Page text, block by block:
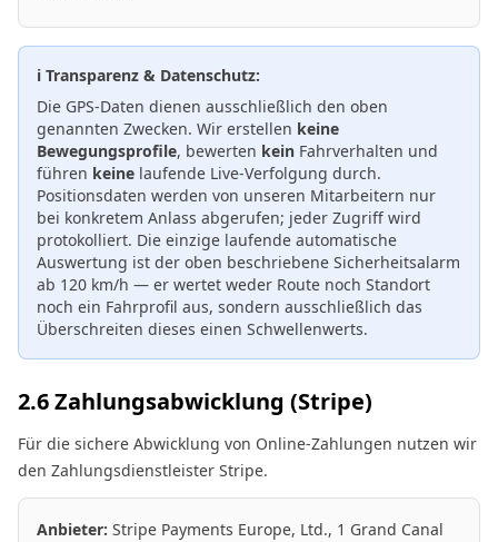
ℹ️ Transparenz & Datenschutz:
Die GPS-Daten dienen ausschließlich den oben
genannten Zwecken. Wir erstellen keine
Bewegungsprofile, bewerten kein Fahrverhalten und
führen keine laufende Live-Verfolgung durch.
Positionsdaten werden von unseren Mitarbeitern nur
bei konkretem Anlass abgerufen; jeder Zugriff wird
protokolliert. Die einzige laufende automatische
Auswertung ist der oben beschriebene Sicherheitsalarm
ab 120 km/h — er wertet weder Route noch Standort
noch ein Fahrprofil aus, sondern ausschließlich das
Überschreiten dieses einen Schwellenwerts.
2.6 Zahlungsabwicklung (Stripe)
Für die sichere Abwicklung von Online-Zahlungen nutzen wir
den Zahlungsdienstleister Stripe.
Anbieter: Stripe Payments Europe, Ltd., 1 Grand Canal